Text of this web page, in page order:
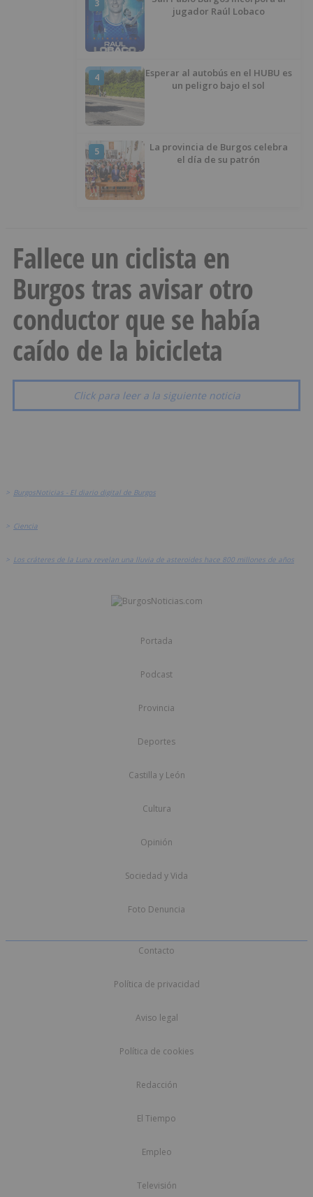
3
jugador Raúl Lobaco
4
Esperar al autobús en el HUBU es
un peligro bajo el sol
5
La provincia de Burgos celebra
el día de su patrón
Fallece un ciclista en
Burgos tras avisar otro
conductor que se había
caído de la bicicleta
Click para leer a la siguiente noticia
> BurgosNoticias - El diario digital de Burgos
> Ciencia
> Los cráteres de la Luna revelan una lluvia de asteroides hace 800 millones de años
Portada
Podcast
Provincia
Deportes
Castilla y León
Cultura
Opinión
Sociedad y Vida
Foto Denuncia
Contacto
Política de privacidad
Aviso legal
Política de cookies
Redacción
El Tiempo
Empleo
Televisión